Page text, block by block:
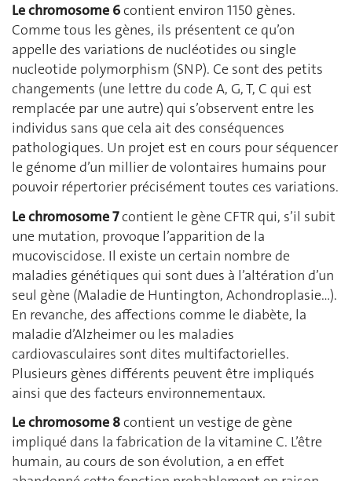
Le chromosome 6contient environ 1150 gènes.
Comme tous les gènes, ils présentent ce qu’on
appelle des variations de nucléotides ou single
nucleotide polymorphism (SNP). Ce sont des petits
changements (une lettre du code A, G, T, C qui est
remplacée par une autre) qui s’observent entre les
individus sans que cela ait des conséquences
pathologiques. Un projet est en cours pour séquencer
le génome d’un millier de volontaires humains pour
pouvoir répertorier précisément toutes ces variations.
Le chromosome 7contient le gène CFTR qui, s’il subit
une mutation, provoque l’apparition de la
mucoviscidose. Il existe un certain nombre de
maladies génétiques qui sont dues à l’altération d’un
seul gène (Maladie de Huntington, Achondroplasie…).
En revanche, des affections comme le diabète, la
maladie d’Alzheimer ou les maladies
cardiovasculaires sont dites multifactorielles.
Plusieurs gènes différents peuvent être impliqués
ainsi que des facteurs environnementaux.
Le chromosome 8contient un vestige de gène
impliqué dans la fabrication de la vitamine C. L’être
humain, au cours de son évolution, a en effet